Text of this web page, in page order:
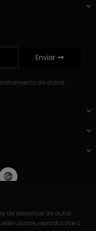
Enviar
tratamiento de datos
de derechos de autor.
usarse, reproducirse o